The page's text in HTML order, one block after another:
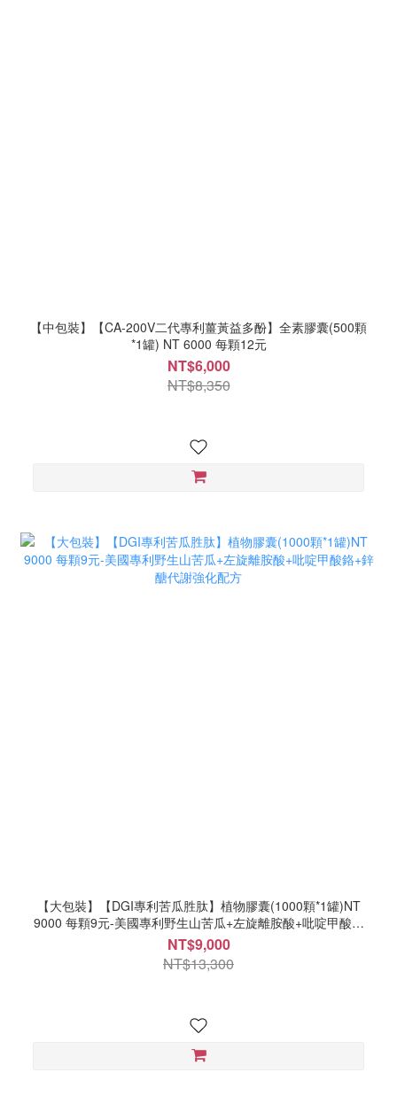
【中包裝】【CA-200V二代專利薑黃益多酚】全素膠囊(500顆
*1罐) NT 6000 每顆12元
NT$6,000
NT$8,350
【大包裝】【DGI專利苦瓜胜肽】植物膠囊(1000顆*1罐)NT
9000 每顆9元-美國專利野生山苦瓜+左旋離胺酸+吡啶甲酸鉻
+鋅醣代謝強化配方
NT$9,000
NT$13,300